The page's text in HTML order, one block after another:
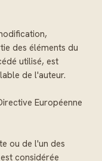
des éléments du
utilisé, est
de l'auteur.
Européenne
ou de l'un des
considérée